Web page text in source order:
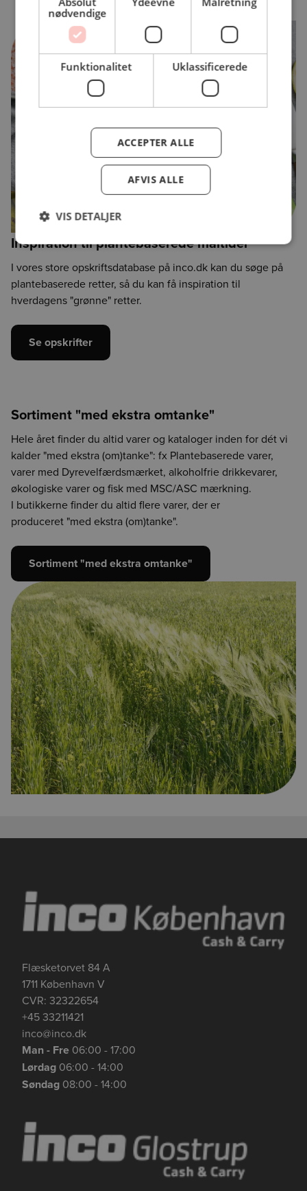
Inspiration til plantebaserede måltider
I vores store opskriftsdatabase på inco.dk kan du søge på
plantebaserede retter, så du kan få inspiration til
hverdagens "grønne" retter.
Se opskrifter
Sortiment "med ekstra omtanke"
Hele året finder du altid varer og kataloger inden for dét vi
kalder "med ekstra (om)tanke": fx Plantebaserede varer,
varer med Dyrevelfærdsmærket, alkoholfrie drikkevarer,
økologiske varer og fisk med MSC/ASC mærkning.
I butikkerne finder du altid flere varer, der er
produceret "med ekstra (om)tanke".
Sortiment "med ekstra omtanke"
Flæsketorvet 84 A
1711 København V
CVR: 32322654
+45 33211421
inco@inco.dk
Man - Fre 06:00 - 17:00
Lørdag 06:00 - 14:00
Søndag 08:00 - 14:00
nødvendige
Funktionalitet Uklassificerede
ACCEPTER ALLE
AFVIS ALLE
VIS DETALJER